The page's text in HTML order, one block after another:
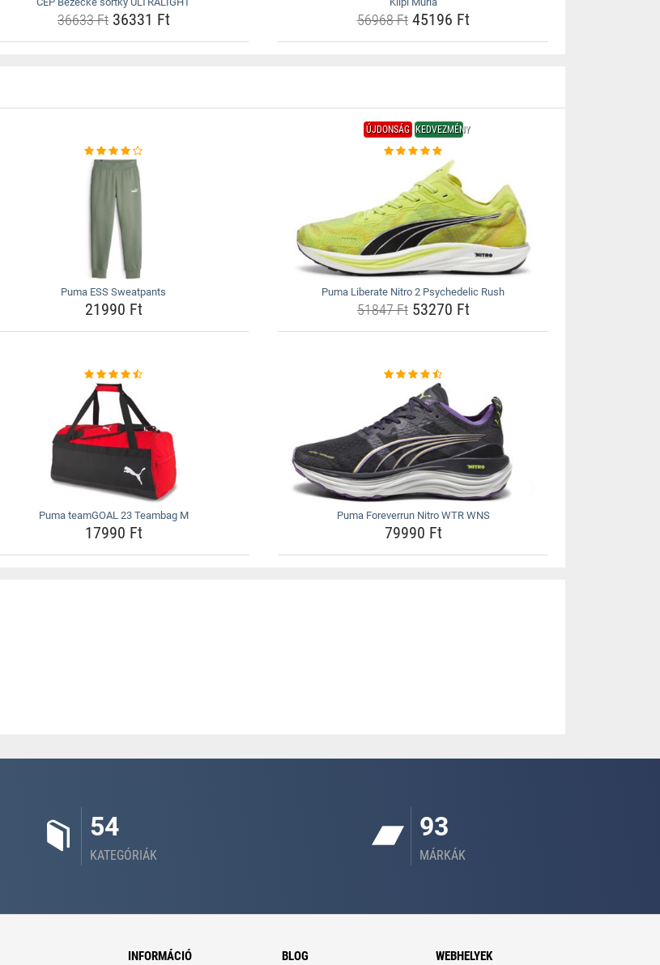
36633 Ft36331 Ft 56968 Ft45196 Ft
Puma ESS Sweatpants
21990 Ft
ÚJDONSÁG KEDVEZMÉNY
Puma Liberate Nitro 2 Psychedelic Rush
51847 Ft53270 Ft
Puma teamGOAL 23 Teambag M
17990 Ft
Puma Foreverrun Nitro WTR WNS
79990 Ft
54
KATEGÓRIÁK
93
MÁRKÁK
INFORMÁCIÓ BLOG WEBHELYEK